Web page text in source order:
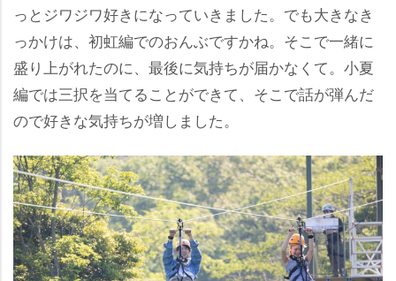
っとジワジワ好きになっていきました。でも大きなき
っかけは、初虹編でのおんぶですかね。そこで一緒に
盛り上がれたのに、最後に気持ちが届かなくて。小夏
編では三択を当てることができて、そこで話が弾んだ
ので好きな気持ちが増しました。